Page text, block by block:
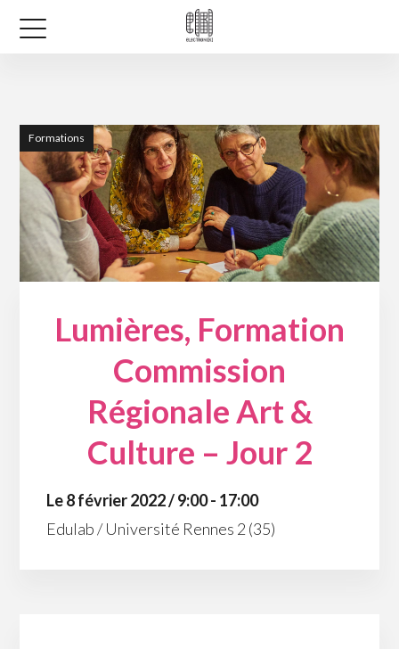
Formations
Lumières, Formation
Commission
Régionale Art &
Culture – Jour 2
Le 8 février 2022 / 9:00 - 17:00
Edulab / Université Rennes 2 (35)